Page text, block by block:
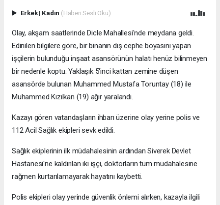
Erkek| Kadın (Haberi Sesli Oku)
Olay, akşam saatlerinde Dicle Mahallesi'nde meydana geldi.
Edinilen bilgilere göre, bir binanın dış cephe boyasını yapan
işçilerin bulunduğu inşaat asansörünün halatı henüz bilinmeyen
bir nedenle koptu. Yaklaşık 5'inci kattan zemine düşen
asansörde bulunan Muhammed Mustafa Toruntay (18) ile
Muhammed Kızılkan (19) ağır yaralandı.
Kazayı gören vatandaşların ihbarı üzerine olay yerine polis ve
112 Acil Sağlık ekipleri sevk edildi.
Sağlık ekiplerinin ilk müdahalesinin ardından Siverek Devlet
Hastanesi'ne kaldırılan iki işçi, doktorların tüm müdahalesine
rağmen kurtarılamayarak hayatını kaybetti.
Polis ekipleri olay yerinde güvenlik önlemi alırken, kazayla ilgili